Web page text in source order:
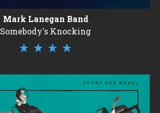
Mark Lanegan Band
Somebody's Knocking